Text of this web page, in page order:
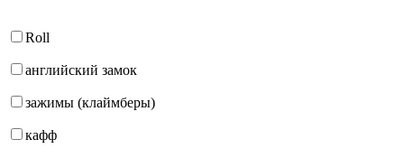
Roll
английский замок
зажимы (клаймберы)
кафф